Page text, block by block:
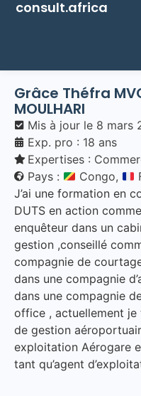
consult.africa
Grâce Théfra
MOULHARI
Mis à jour le 8 mars
Exp. pro : 18 ans
Expertises :
Pays :
Congo,
J’ai une formation en
DUTS en action
enquêteur dans un
gestion ,conseillé
compagnie de
dans une compagnie
dans une compagnie
office , actuellement je
de gestion
exploitation Aérogare
tant qu’agent